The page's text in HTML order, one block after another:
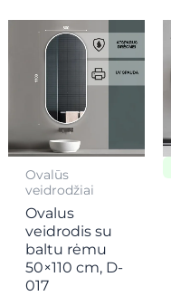
Ovalūs
veidrodžiai
Ovalus
veidrodis su
baltu rėmu
50×110 cm, D-
017